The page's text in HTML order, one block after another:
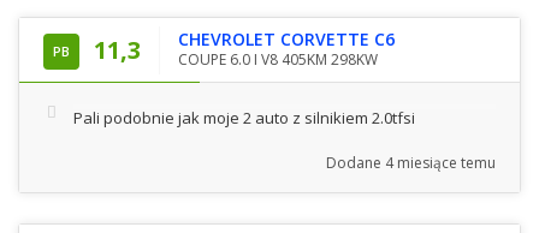
PB 11,3 CHEVROLET CORVETTE C6
COUPE 6.0 I V8 405KM 298KW
Pali podobnie jak moje 2 auto z silnikiem 2.0tfsi
Dodane 4 miesiące temu